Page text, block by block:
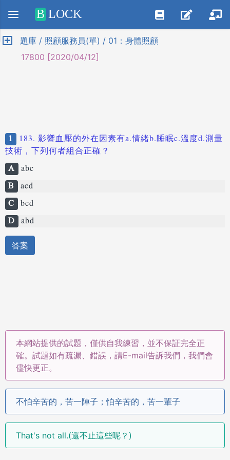
Positive SSL
B LOCK
題庫 / 照顧服務員(單) / 01：身體照顧
17800 [2020/04/12]
1
183. 影響血壓的外在因素有a.情緒b.睡眠c.溫度d.測量
技術，下列何者組合正確？
A abc
B acd
C bcd
D abd
答案
本網站提供的試題，僅供自我練習，並不保証完全正
確。試題如有疏漏、錯誤，請E-mail告訴我們，我們會
儘快更正。
不怕辛苦的，苦一陣子；怕辛苦的，苦一輩子
That's not all.(還不止這些呢？)